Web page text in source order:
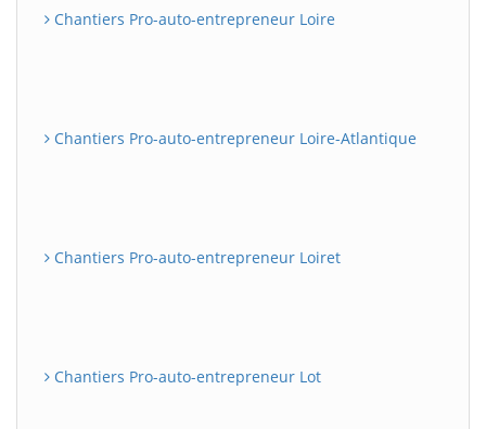
Chantiers Pro-auto-entrepreneur Loire
Chantiers Pro-auto-entrepreneur Loire-Atlantique
Chantiers Pro-auto-entrepreneur Loiret
Chantiers Pro-auto-entrepreneur Lot